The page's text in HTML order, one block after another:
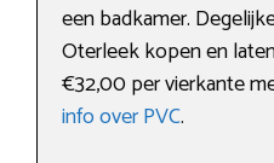
een badkamer.
Oterleek kopen en
€32,00 per vierkante
info over PVC.